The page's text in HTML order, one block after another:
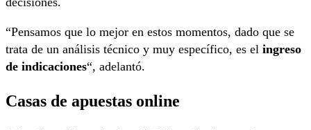
“Pensamos que lo mejor en estos momentos, dado que se
trata de un análisis técnico y muy específico, es el ingreso
de indicaciones“, adelantó.
Casas de apuestas online